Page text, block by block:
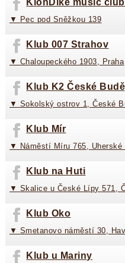
KlonDike music club
▼ Pec pod Sněžkou 139
Klub 007 Strahov
▼ Chaloupeckého 1903, Praha
Klub K2 České
▼ Sokolský ostrov 1, České
Klub Mír
▼ Náměstí Míru 765, Uherské
Klub na Huti
▼ Skalice u České Lípy 571,
Klub Oko
▼ Smetanovo náměstí 30,
Klub u Mariny